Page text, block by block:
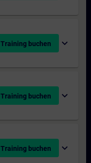
Training buchen expand_more
Training buchen expand_more
Training buchen expand_more